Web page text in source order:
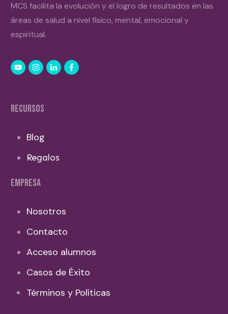
MCS facilita la evolución y el logro de resultados en las
áreas de salud a nivel físico, mental, emocional y
espiritual.
RECURSOS
Blog
Regalos
EMPRESA
Nosotros
Contacto
Acceso alumnos
Casos de Éxito
Términos y Políticas